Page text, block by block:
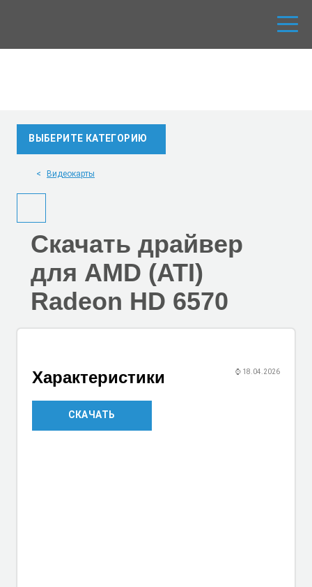
ВЫБЕРИТЕ КАТЕГОРИЮ
Видеокарты
Скачать драйвер
для AMD (ATI)
Radeon HD 6570
⌚ 18.04.2026
Характеристики
СКАЧАТЬ